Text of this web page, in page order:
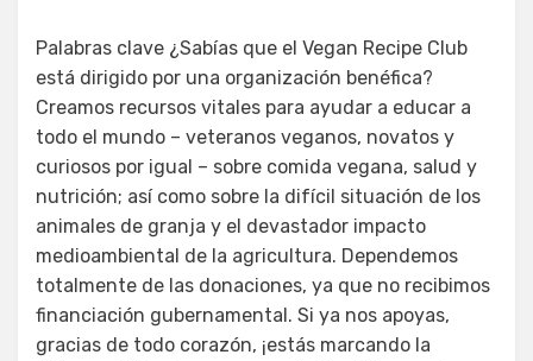
Palabras clave ¿Sabías que el Vegan Recipe Club
está dirigido por una organización benéfica?
Creamos recursos vitales para ayudar a educar a
todo el mundo – veteranos veganos, novatos y
curiosos por igual – sobre comida vegana, salud y
nutrición; así como sobre la difícil situación de los
animales de granja y el devastador impacto
medioambiental de la agricultura. Dependemos
totalmente de las donaciones, ya que no recibimos
financiación gubernamental. Si ya nos apoyas,
gracias de todo corazón, ¡estás marcando la